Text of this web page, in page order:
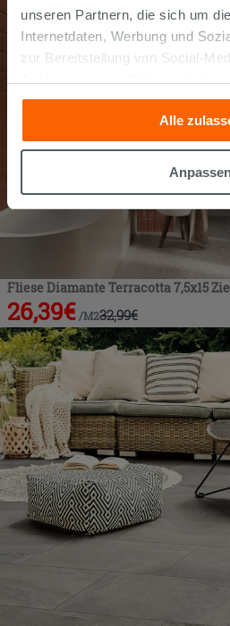
unseren Partnern, die sich um
Internetdaten, Werbung und
zur Bereitstellung von Social-
anderen Informationen, die Sie
die sie aufgrund Ihrer
gesammelt haben,
möchten oder Ihre Zustimmung
Zustimmung kann durch Klicken
„Cookies akzeptieren“ gegeben
die Schaltfläche "X" klicken,
nach der Installation der
Alle
Fliese Diamante Terracotta 7,5x15
26,39€ /M232,99€